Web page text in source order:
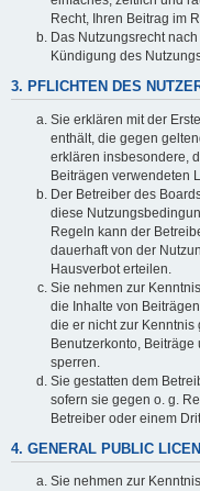
Recht, Ihren Beitrag im
Das Nutzungsrecht
Kündigung des
3. PFLICHTEN DES
Sie erklären mit der
enthält, die gegen
erklären insbesondere,
Beiträgen verwendeten
Der Betreiber des
diese
Regeln kann der
dauerhaft von der
Hausverbot erteilen.
Sie nehmen zur
die Inhalte von
die er nicht zur Kenntnis
Benutzerkonto,
sperren.
Sie gestatten dem
sofern sie gegen o. g.
Betreiber oder einem
4. GENERAL PUBLIC
Sie nehmen zur